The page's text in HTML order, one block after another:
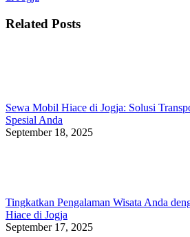
Related Posts
Sewa Mobil Hiace di Jogja: Solusi
Spesial Anda
September 18, 2025
Tingkatkan Pengalaman Wisata Anda
Hiace di Jogja
September 17, 2025